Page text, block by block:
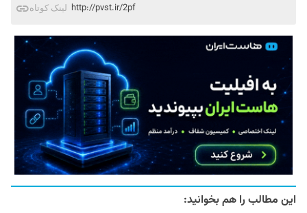
لینک کوتاه http://pvst.ir/2pf
این مطالب را هم بخوانید: